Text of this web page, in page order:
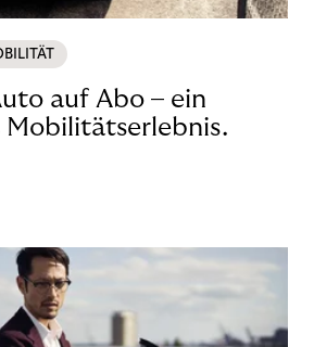
auf Abo – ein
Mobilitätserlebnis.